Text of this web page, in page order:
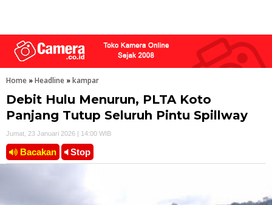
Home »Headline »kampar
Debit Hulu Menurun, PLTA Koto
Panjang Tutup Seluruh Pintu Spillway
Jumat, 23 Januari 2026 | 14:00 WIB
Bacakan Stop